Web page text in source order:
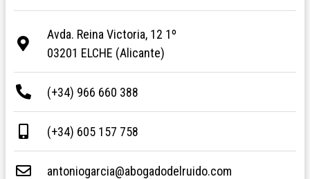
Avda. Reina Victoria, 12 1º
03201 ELCHE (Alicante)
(+34) 966 660 388
(+34) 605 157 758
antoniogarcia@abogadodelruido.com